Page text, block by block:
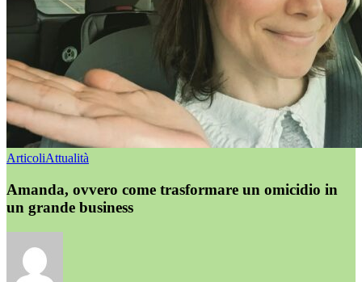
ArticoliAttualità
Amanda, ovvero come trasformare un omicidio in
un grande business